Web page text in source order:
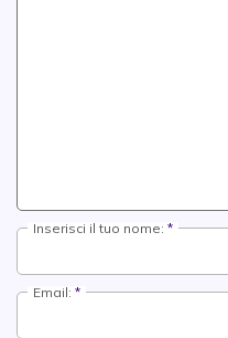
Inserisci il tuo nome:
Email: